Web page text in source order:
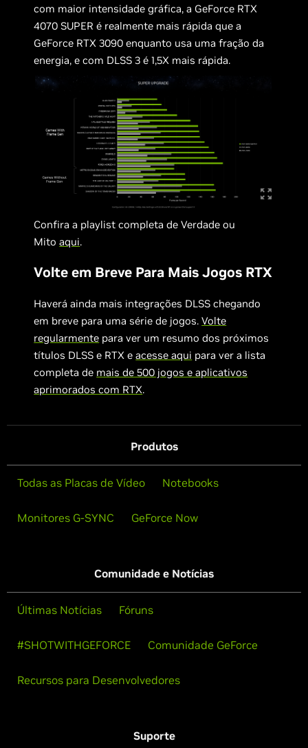
com maior intensidade gráfica, a GeForce RTX
4070 SUPER é realmente mais rápida que a
GeForce RTX 3090 enquanto usa uma fração da
energia, e com DLSS 3 é 1,5X mais rápida.
Confira a playlist completa de Verdade ou
Mitoaqui.
Volte em Breve Para Mais Jogos RTX
Haverá ainda mais integrações DLSS chegando
em breve para uma série de jogos.Volte
regularmente para ver um resumo dos próximos
títulos DLSS e RTX eacesse aqui para ver a lista
completa de mais de 500 jogos e aplicativos
aprimorados com RTX.
Produtos
Todas as Placas de Vídeo Notebooks
Monitores G-SYNC GeForce Now
Comunidade e Notícias
Últimas Notícias Fóruns
#SHOTWITHGEFORCE Comunidade GeForce
Recursos para Desenvolvedores
Suporte